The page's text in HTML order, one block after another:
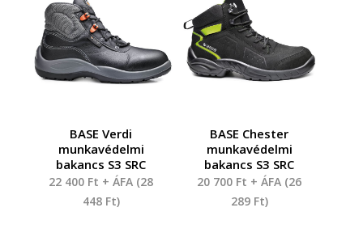
BASE Verdi
munkavédelmi
bakancs S3 SRC
22 400 Ft + ÁFA (28
448 Ft)
BASE Chester
munkavédelmi
bakancs S3 SRC
20 700 Ft + ÁFA (26
289 Ft)